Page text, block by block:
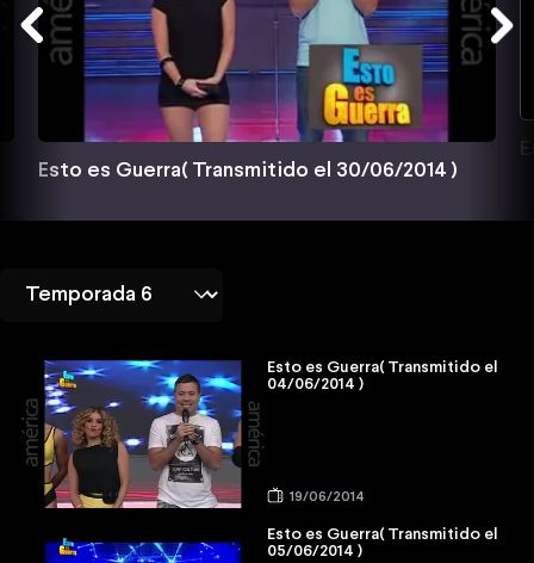
Esto es Guerra( Transmitido el 30/06/2014 )
Esto es Guerra( Transmitido el
04/06/2014 )
19/06/2014
Esto es Guerra( Transmitido el
05/06/2014 )